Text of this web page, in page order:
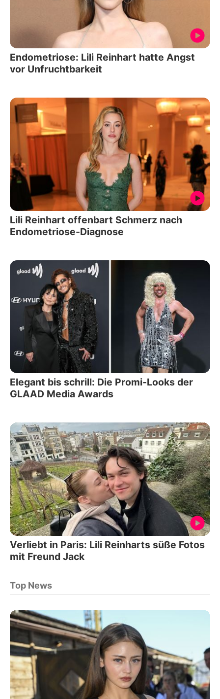
Endometriose: Lili Reinhart hatte Angst
vor Unfruchtbarkeit
Lili Reinhart offenbart Schmerz nach
Endometriose-Diagnose
Elegant bis schrill: Die Promi-Looks der
GLAAD Media Awards
Verliebt in Paris: Lili Reinharts süße Fotos
mit Freund Jack
Top News